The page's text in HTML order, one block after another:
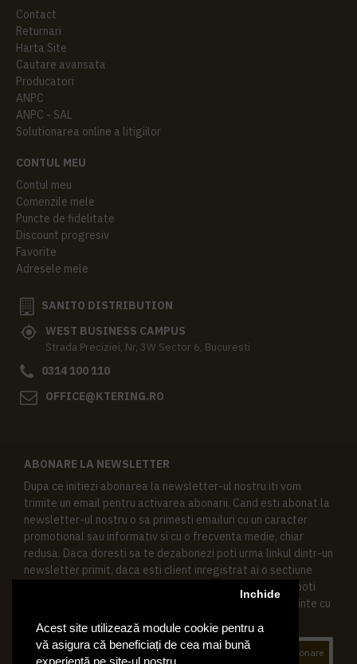
Acest site utilizează module cookie pentru a
vă asigura că beneficiați de cea mai bună
Inchide
Contact
Returnari
Harta Site
Cautare avansata
Producatori
ANPC
ANPC - SAL
Solutionarea online a litigiilor
CONTUL MEU
Contul meu
Comenzile mele
Puncte de fidelitate
Discount progresiv
Favorite
Adresele mele
SANITO DISTRIBUTION
WEST BUSINESS CAMPUS
Strada Preciziei, Nr, 3W Sector 6, Bucuresti
0314 100 110
OFFICE@KTERING.RO
ABONARE LA NEWSLETTER
Dupa ce initiezi abonarea la newsletter-ul nostru iti vom
trimite un email pentru activarea abonarii. Cand esti abonat la
newsletter-ul nostru o sa primesti emailuri cu un caracter
promotional sau informativ si cu o frecventa medie, chiar
redusa. Daca doresti sa te dezabonezi poti urma linkul dintr-un
newsletter primit, daca esti client inregistrat ai o sectiune
speciala in contul tau in acest scop, si de asemenea ne poti
contacta oricand pe email pentru orice intrebari sau cerinte cu
Abonare